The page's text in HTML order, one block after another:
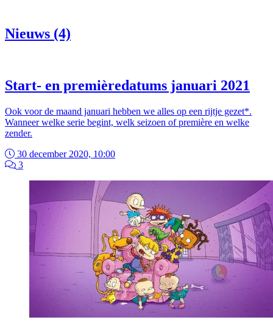
Nieuws (4)
Start- en premièredatums januari 2021
Ook voor de maand januari hebben we alles op een rijtje gezet*.
Wanneer welke serie begint, welk seizoen of première en welke
zender.
30 december 2020, 10:00
3